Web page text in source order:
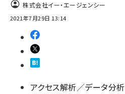
株式会社イー・エージェンシー
2021年7月29日 13:14
アクセス解析／データ分析